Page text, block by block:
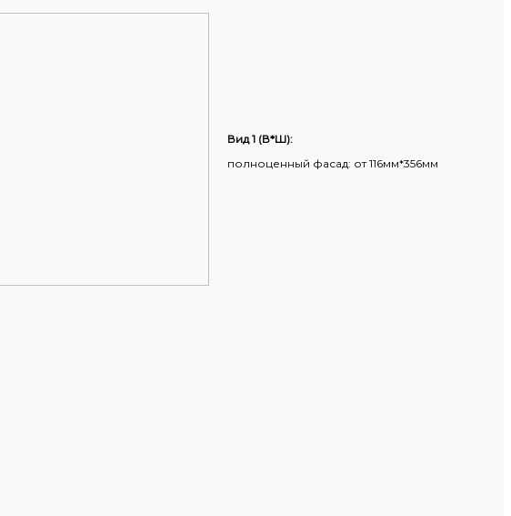
Вид 1 (В*Ш):
полноценный фасад: от 116мм*356мм